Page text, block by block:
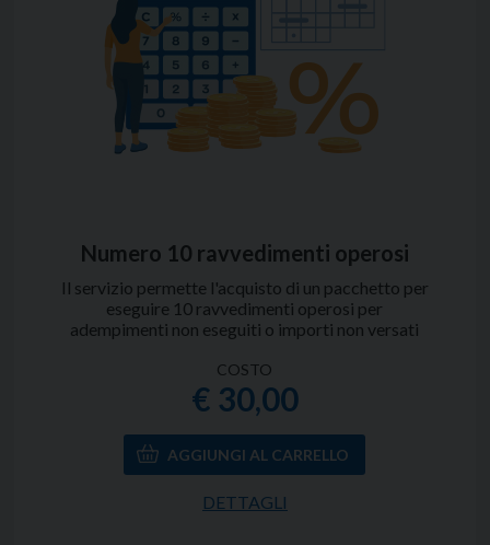
Numero 10 ravvedimenti operosi
Il servizio permette l'acquisto di un pacchetto per
eseguire 10 ravvedimenti operosi per
adempimenti non eseguiti o importi non versati
COSTO
€ 30,00
DETTAGLI